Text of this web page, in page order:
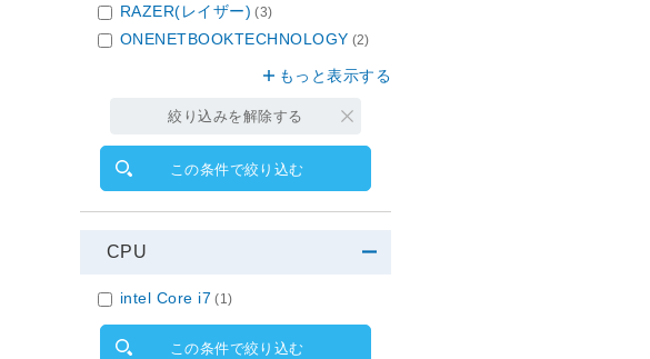
RAZER(レイザー) (3)
ONENETBOOKTECHNOLOGY (2)
もっと表示する
絞り込みを解除する
この条件で絞り込む
CPU
intel Core i7 (1)
この条件で絞り込む